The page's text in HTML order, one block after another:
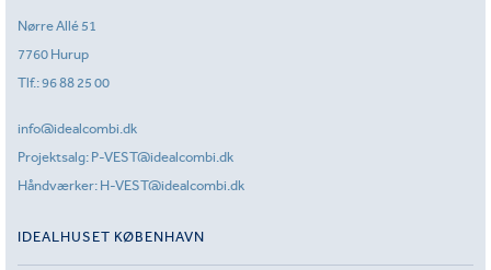
Nørre Allé 51
7760 Hurup
Tlf.:96 88 25 00
info@idealcombi.dk
Projektsalg: P-VEST@idealcombi.dk
Håndværker: H-VEST@idealcombi.dk
IDEALHUSET KØBENHAVN